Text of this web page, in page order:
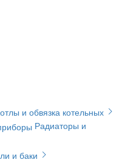
и обвязка котельных
Радиаторы и
и баки